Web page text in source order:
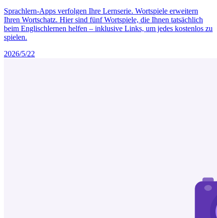
Sprachlern-Apps verfolgen Ihre Lernserie. Wortspiele erweitern
Ihren Wortschatz. Hier sind fünf Wortspiele, die Ihnen tatsächlich
beim Englischlernen helfen – inklusive Links, um jedes kostenlos zu
spielen.
2026/5/22